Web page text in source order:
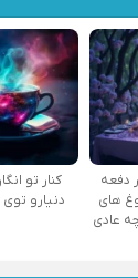
دفعه
های
عادی
کنار تو
دنیارو